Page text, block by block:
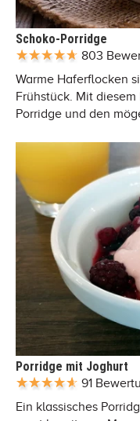
Schoko-Porridge
803
Warme Haferflocken
Frühstück. Mit
Porridge und den
Porridge mit Joghurt
91
Ein klassisches